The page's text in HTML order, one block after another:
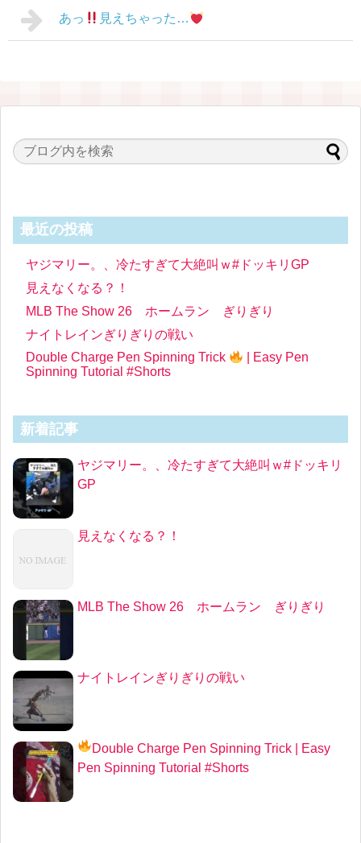
あっ 見えちゃった…
最近の投稿
ヤジマリー。、冷たすぎて大絶叫ｗ#ドッキリGP
見えなくなる？！
MLB The Show 26 ホームラン ぎりぎり
ナイトレインぎりぎりの戦い
Double Charge Pen Spinning Trick
| Easy Pen
Spinning Tutorial #Shorts
新着記事
ヤジマリー。、冷たすぎて大絶叫ｗ#ドッキリ
GP
見えなくなる？！
MLB The Show 26 ホームラン ぎりぎり
ナイトレインぎりぎりの戦い
Double Charge Pen Spinning Trick
| Easy
Pen Spinning Tutorial #Shorts